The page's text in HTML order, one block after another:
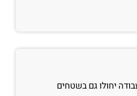
יחולו גם בשטחים